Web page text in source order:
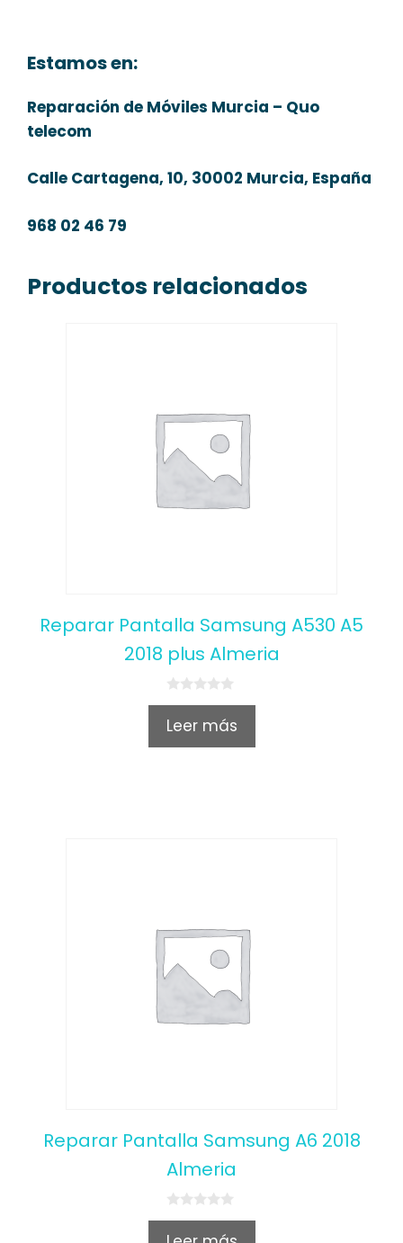
Estamos en:
Reparación de Móviles Murcia – Quo
telecom
Calle Cartagena, 10, 30002 Murcia, España
968 02 46 79
Productos relacionados
Reparar Pantalla Samsung A530 A5
2018 plus Almeria
0
u
Leer más
Reparar Pantalla Samsung A6 2018
Almeria
0